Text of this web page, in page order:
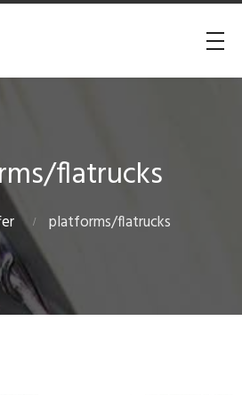
flatrucks
platforms/flatrucks